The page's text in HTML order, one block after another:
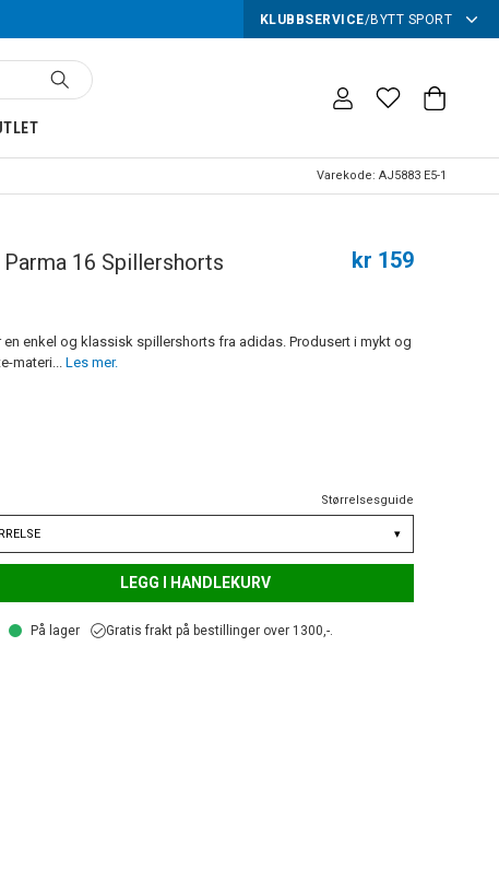
KLUBBSERVICE/BYTT SPORT
Varekode: AJ5883 E5-1
Parma 16 Spillershorts
kr 159
en enkel og klassisk spillershorts fra adidas. Produsert i mykt og
materi... Les mer.
Størrelsesguide
▾
LEGG I HANDLEKURV
På lager Gratis frakt på bestillinger over 1300,-.